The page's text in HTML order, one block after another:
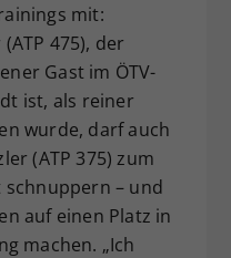
mit:
475), der
Gast im ÖTV-
ist, als reiner
wurde, darf auch
(ATP 375) zum
schnuppern – und
auf einen Platz in
machen. „Ich